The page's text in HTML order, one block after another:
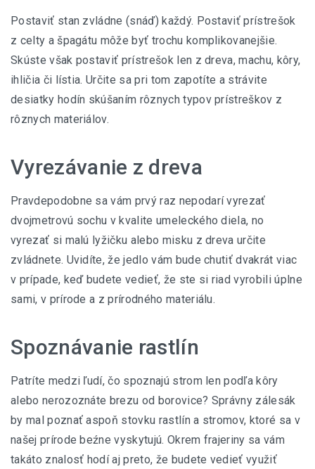
Postaviť stan zvládne (snáď) každý. Postaviť prístrešok
z celty a špagátu môže byť trochu komplikovanejšie.
Skúste však postaviť prístrešok len z dreva, machu, kôry,
ihličia či lístia. Určite sa pri tom zapotíte a strávite
desiatky hodín skúšaním rôznych typov prístreškov z
rôznych materiálov.
Vyrezávanie z dreva
Pravdepodobne sa vám prvý raz nepodarí vyrezať
dvojmetrovú sochu v kvalite umeleckého diela, no
vyrezať si malú lyžičku alebo misku z dreva určite
zvládnete. Uvidíte, že jedlo vám bude chutiť dvakrát viac
v prípade, keď budete vedieť, že ste si riad vyrobili úplne
sami, v prírode a z prírodného materiálu.
Spoznávanie rastlín
Patríte medzi ľudí, čo spoznajú strom len podľa kôry
alebo nerozoznáte brezu od borovice? Správny zálesák
by mal poznať aspoň stovku rastlín a stromov, ktoré sa v
našej prírode beźne vyskytujú. Okrem frajeriny sa vám
takáto znalosť hodí aj preto, že budete vedieť využiť